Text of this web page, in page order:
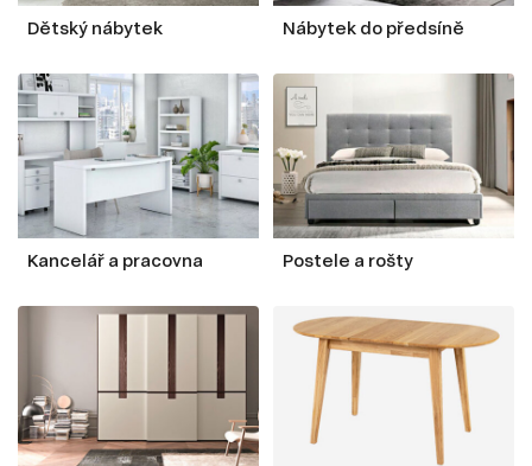
Dětský nábytek Nábytek do předsíně
Kancelář a pracovna Postele a rošty